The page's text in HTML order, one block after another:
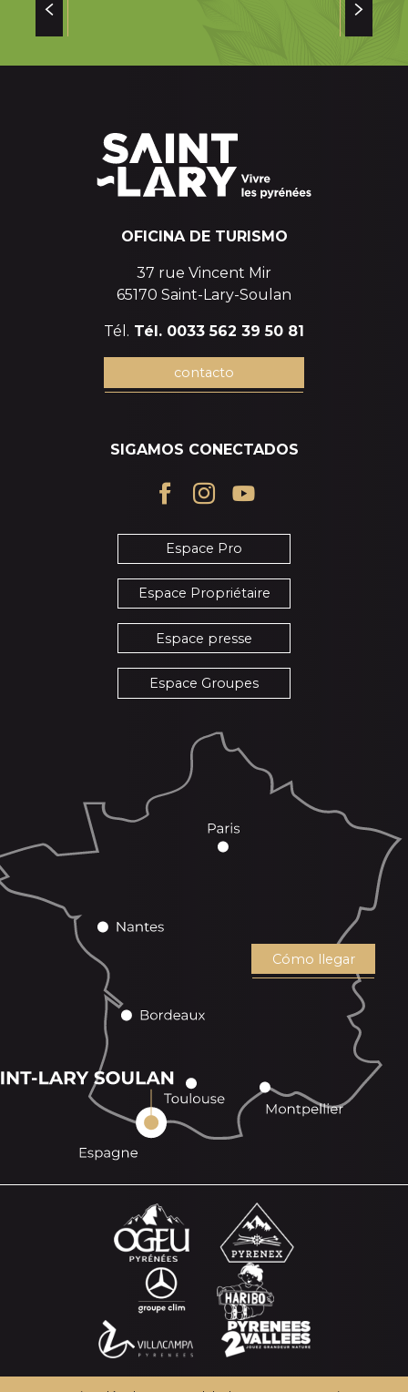
OFICINA DE TURISMO
37 rue Vincent Mir
65170 Saint-Lary-Soulan
Tél. Tél. 0033 562 39 50 81
contacto
SIGAMOS CONECTADOS
Espace Pro
Espace Propriétaire
Espace presse
Espace Groupes
Cómo llegar